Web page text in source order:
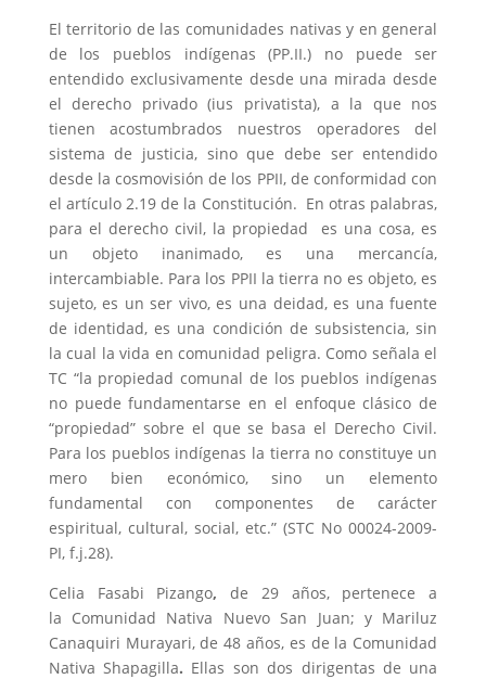
El territorio de las comunidades nativas y en general
de los pueblos indígenas (PP.II.) no puede ser
entendido exclusivamente desde una mirada desde
el derecho privado (ius privatista), a la que nos
tienen acostumbrados nuestros operadores del
sistema de justicia, sino que debe ser entendido
desde la cosmovisión de los PPII, de conformidad con
el artículo 2.19 de la Constitución. En otras palabras,
para el derecho civil, la propiedad es una cosa, es
un objeto inanimado, es una mercancía,
intercambiable. Para los PPII la tierra no es objeto, es
sujeto, es un ser vivo, es una deidad, es una fuente
de identidad, es una condición de subsistencia, sin
la cual la vida en comunidad peligra. Como señala el
TC “la propiedad comunal de los pueblos indígenas
no puede fundamentarse en el enfoque clásico de
“propiedad” sobre el que se basa el Derecho Civil.
Para los pueblos indígenas la tierra no constituye un
mero bien económico, sino un elemento
fundamental con componentes de carácter
espiritual, cultural, social, etc.” (STC No 00024-2009-
PI, f.j.28).
Celia Fasabi Pizango,de 29 años, pertenece a
la Comunidad Nativa Nuevo San Juan; y Mariluz
Canaquiri Murayari, de 48 años, es de la Comunidad
Nativa Shapagilla. Ellas son dos dirigentas de una